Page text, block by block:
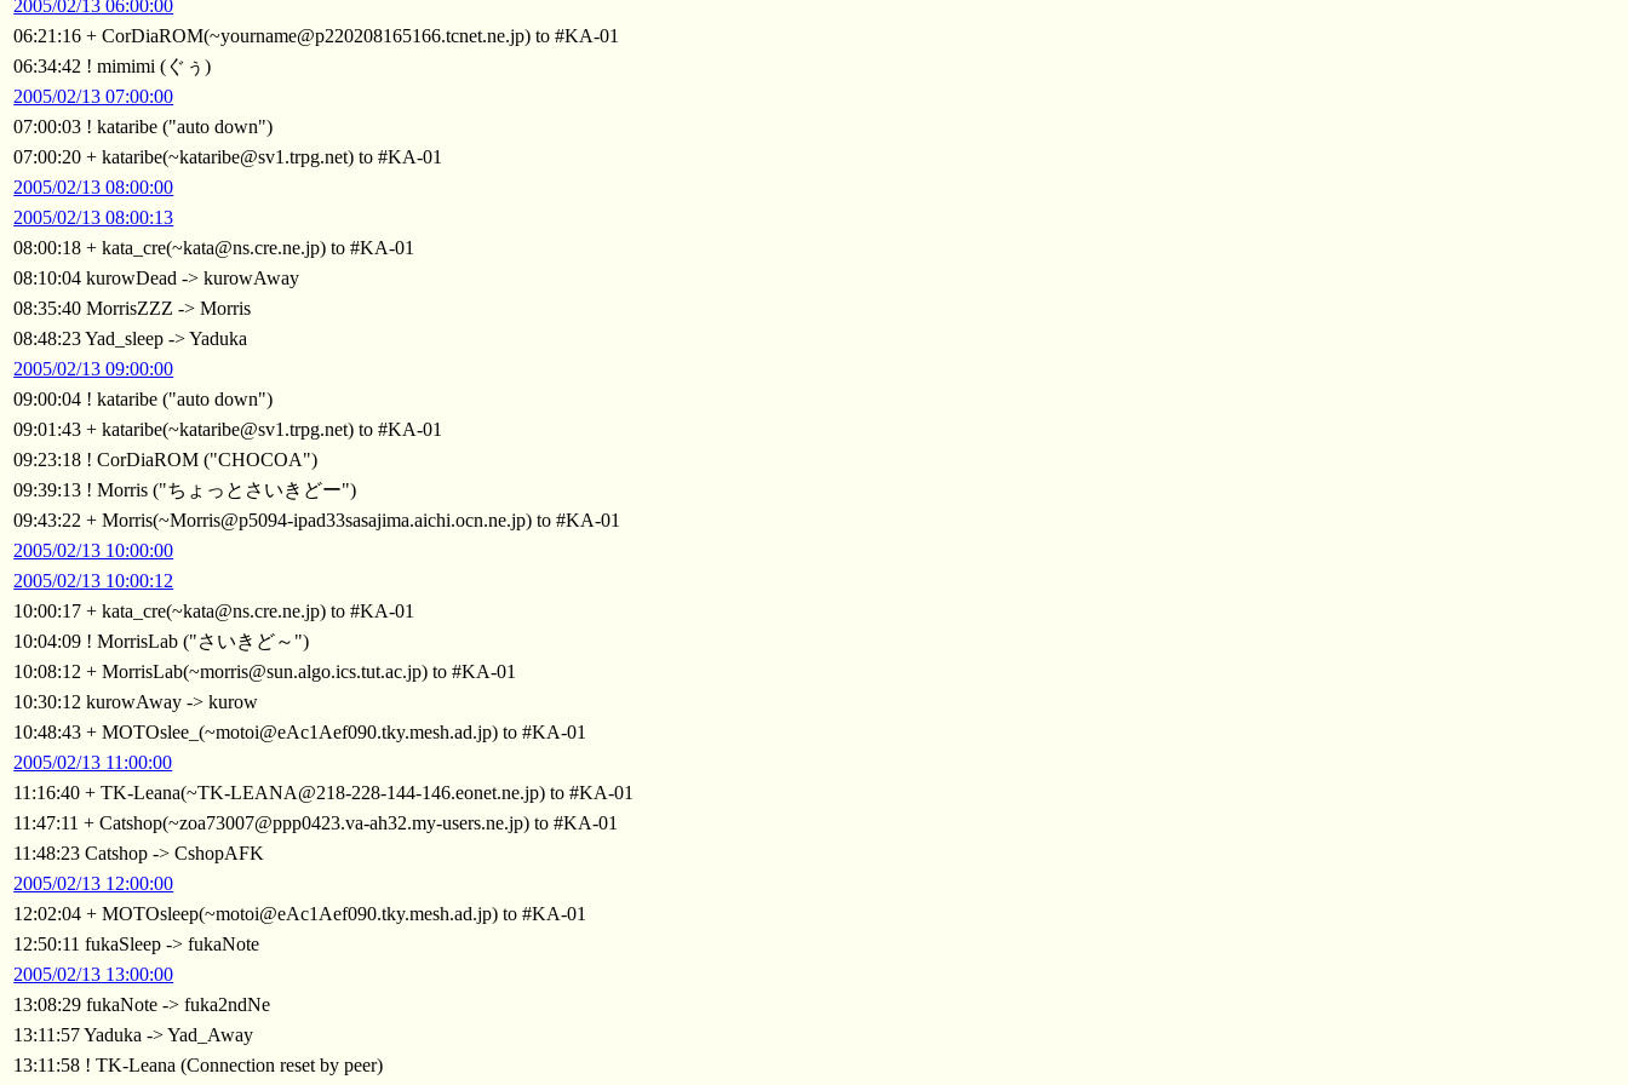
2005/02/13 06:00:00
06:21:16 + CorDiaROM(~yourname@p220208165166.tcnet.ne.jp) to #KA-01
06:34:42 ! mimimi (ぐぅ)
2005/02/13 07:00:00
07:00:03 ! kataribe ("auto down")
07:00:20 + kataribe(~kataribe@sv1.trpg.net) to #KA-01
2005/02/13 08:00:00
2005/02/13 08:00:13
08:00:18 + kata_cre(~kata@ns.cre.ne.jp) to #KA-01
08:10:04 kurowDead -> kurowAway
08:35:40 MorrisZZZ -> Morris
08:48:23 Yad_sleep -> Yaduka
2005/02/13 09:00:00
09:00:04 ! kataribe ("auto down")
09:01:43 + kataribe(~kataribe@sv1.trpg.net) to #KA-01
09:23:18 ! CorDiaROM ("CHOCOA")
09:39:13 ! Morris ("ちょっとさいきどー")
09:43:22 + Morris(~Morris@p5094-ipad33sasajima.aichi.ocn.ne.jp) to #KA-01
2005/02/13 10:00:00
2005/02/13 10:00:12
10:00:17 + kata_cre(~kata@ns.cre.ne.jp) to #KA-01
10:04:09 ! MorrisLab ("さいきど～")
10:08:12 + MorrisLab(~morris@sun.algo.ics.tut.ac.jp) to #KA-01
10:30:12 kurowAway -> kurow
10:48:43 + MOTOslee_(~motoi@eAc1Aef090.tky.mesh.ad.jp) to #KA-01
2005/02/13 11:00:00
11:16:40 + TK-Leana(~TK-LEANA@218-228-144-146.eonet.ne.jp) to #KA-01
11:47:11 + Catshop(~zoa73007@ppp0423.va-ah32.my-users.ne.jp) to #KA-01
11:48:23 Catshop -> CshopAFK
2005/02/13 12:00:00
12:02:04 + MOTOsleep(~motoi@eAc1Aef090.tky.mesh.ad.jp) to #KA-01
12:50:11 fukaSleep -> fukaNote
2005/02/13 13:00:00
13:08:29 fukaNote -> fuka2ndNe
13:11:57 Yaduka -> Yad_Away
13:11:58 ! TK-Leana (Connection reset by peer)